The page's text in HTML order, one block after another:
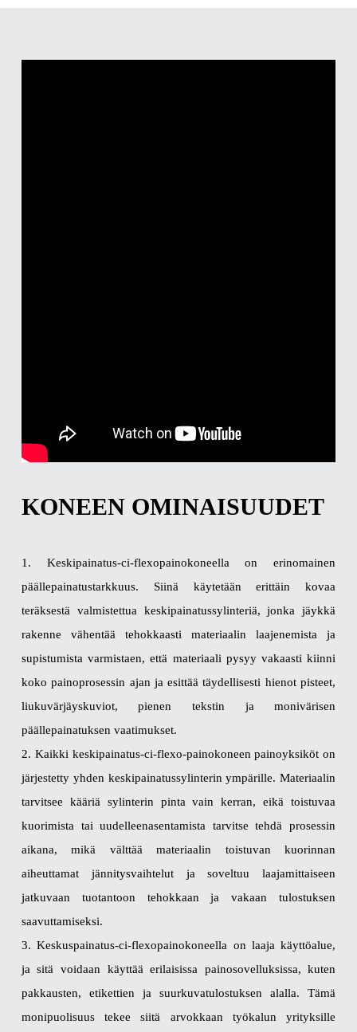
KONEEN OMINAISUUDET
1. Keskipainatus-ci-flexopainokoneella on erinomainen
päällepainatustarkkuus. Siinä käytetään erittäin kovaa
teräksestä valmistettua keskipainatussylinteriä, jonka jäykkä
rakenne vähentää tehokkaasti materiaalin laajenemista ja
supistumista varmistaen, että materiaali pysyy vakaasti kiinni
koko painoprosessin ajan ja esittää täydellisesti hienot pisteet,
liukuvärjäyskuviot, pienen tekstin ja monivärisen
päällepainatuksen vaatimukset.
2. Kaikki keskipainatus-ci-flexo-painokoneen painoyksiköt on
järjestetty yhden keskipainatussylinterin ympärille. Materiaalin
tarvitsee kääriä sylinterin pinta vain kerran, eikä toistuvaa
kuorimista tai uudelleenasentamista tarvitse tehdä prosessin
aikana, mikä välttää materiaalin toistuvan kuorinnan
aiheuttamat jännitysvaihtelut ja soveltuu laajamittaiseen
jatkuvaan tuotantoon tehokkaan ja vakaan tulostuksen
saavuttamiseksi.
3. Keskuspainatus-ci-flexopainokoneella on laaja käyttöalue,
ja sitä voidaan käyttää erilaisissa painosovelluksissa, kuten
pakkausten, etikettien ja suurkuvatulostuksen alalla. Tämä
monipuolisuus tekee siitä arvokkaan työkalun yrityksille